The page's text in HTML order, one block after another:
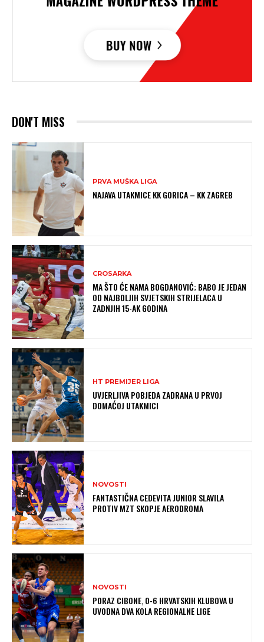
DON'T MISS
PRVA MUŠKA LIGA
NAJAVA UTAKMICE KK GORICA – KK ZAGREB
CROSARKA
MA ŠTO ĆE NAMA BOGDANOVIĆ; BABO JE JEDAN
OD NAJBOLJIH SVJETSKIH STRIJELACA U
ZADNJIH 15-AK GODINA
HT PREMIJER LIGA
UVJERLJIVA POBJEDA ZADRANA U PRVOJ
DOMAĆOJ UTAKMICI
NOVOSTI
FANTASTIČNA CEDEVITA JUNIOR SLAVILA
PROTIV MZT SKOPJE AERODROMA
NOVOSTI
PORAZ CIBONE, 0-6 HRVATSKIH KLUBOVA U
UVODNA DVA KOLA REGIONALNE LIGE